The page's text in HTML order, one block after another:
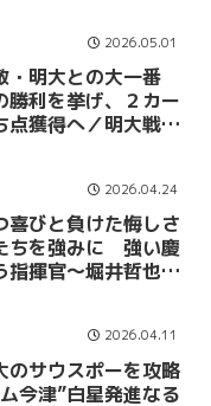
2026.05.01
・明大との大一番
勝利を挙げ、２カー
点獲得へ／明大戦展
2026.04.24
喜びと負けた悔しさ
ちを強みに 強い慶
指揮官～堀井哲也監
2026.04.11
のサウスポーを攻略
今津”白星発進なる